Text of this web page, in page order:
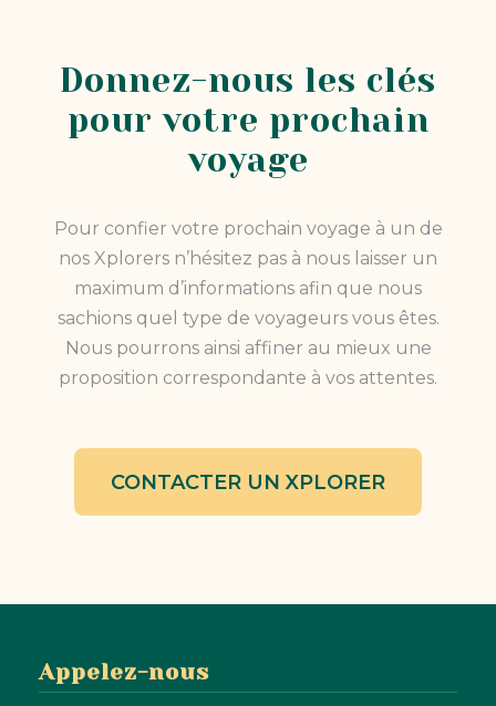
Donnez-nous les clés
pour votre prochain
voyage
Pour confier votre prochain voyage à un de
nos Xplorers n’hésitez pas à nous laisser un
maximum d’informations afin que nous
sachions quel type de voyageurs vous êtes.
Nous pourrons ainsi affiner au mieux une
proposition correspondante à vos attentes.
CONTACTER UN XPLORER
Appelez-nous